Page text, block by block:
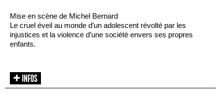
Mise en scène de Michel Bernard
Le cruel éveil au monde d’un adolescent révolté par les
injustices et la violence d’une société envers ses propres
enfants.